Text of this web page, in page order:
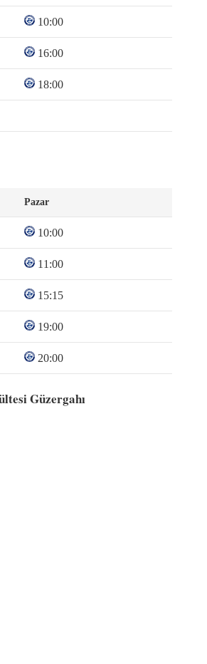
10:00
16:00
18:00
Pazar
10:00
11:00
15:15
19:00
20:00
Güzergahı